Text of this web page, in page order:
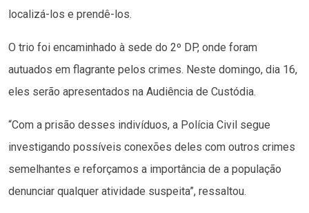
localizá-los e prendê-los.
O trio foi encaminhado à sede do 2º DP, onde foram
autuados em flagrante pelos crimes. Neste domingo, dia 16,
eles serão apresentados na Audiência de Custódia.
“Com a prisão desses indivíduos, a Polícia Civil segue
investigando possíveis conexões deles com outros crimes
semelhantes e reforçamos a importância de a população
denunciar qualquer atividade suspeita”, ressaltou.